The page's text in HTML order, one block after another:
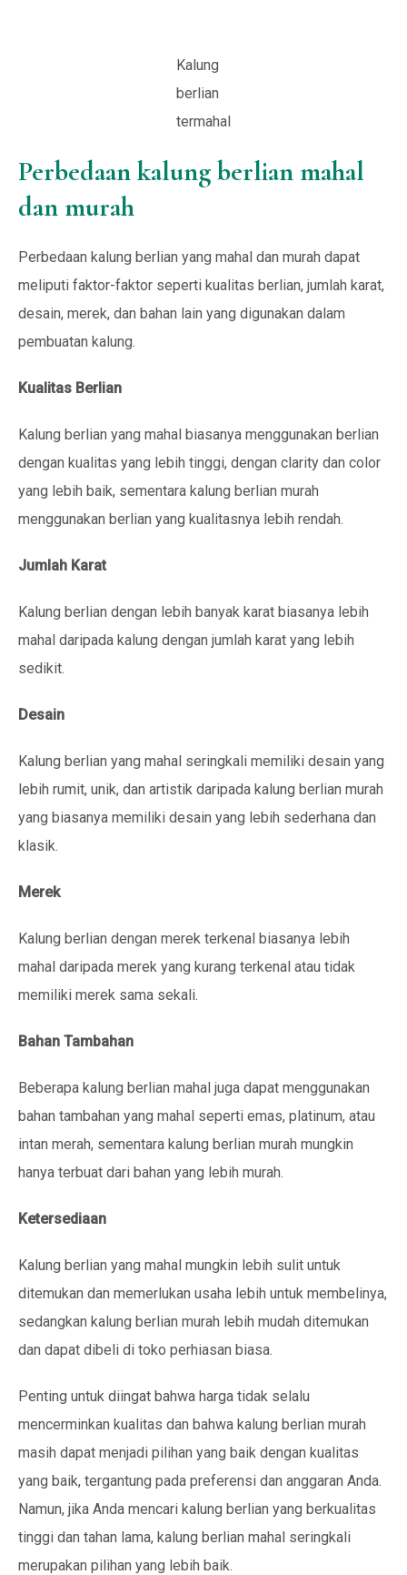
Kalung
berlian
termahal
Perbedaan kalung berlian mahal
dan murah
Perbedaan kalung berlian yang mahal dan murah dapat
meliputi faktor-faktor seperti kualitas berlian, jumlah karat,
desain, merek, dan bahan lain yang digunakan dalam
pembuatan kalung.
Kualitas Berlian
Kalung berlian yang mahal biasanya menggunakan berlian
dengan kualitas yang lebih tinggi, dengan clarity dan color
yang lebih baik, sementara kalung berlian murah
menggunakan berlian yang kualitasnya lebih rendah.
Jumlah Karat
Kalung berlian dengan lebih banyak karat biasanya lebih
mahal daripada kalung dengan jumlah karat yang lebih
sedikit.
Desain
Kalung berlian yang mahal seringkali memiliki desain yang
lebih rumit, unik, dan artistik daripada kalung berlian murah
yang biasanya memiliki desain yang lebih sederhana dan
klasik.
Merek
Kalung berlian dengan merek terkenal biasanya lebih
mahal daripada merek yang kurang terkenal atau tidak
memiliki merek sama sekali.
Bahan Tambahan
Beberapa kalung berlian mahal juga dapat menggunakan
bahan tambahan yang mahal seperti emas, platinum, atau
intan merah, sementara kalung berlian murah mungkin
hanya terbuat dari bahan yang lebih murah.
Ketersediaan
Kalung berlian yang mahal mungkin lebih sulit untuk
ditemukan dan memerlukan usaha lebih untuk membelinya,
sedangkan kalung berlian murah lebih mudah ditemukan
dan dapat dibeli di toko perhiasan biasa.
Penting untuk diingat bahwa harga tidak selalu
mencerminkan kualitas dan bahwa kalung berlian murah
masih dapat menjadi pilihan yang baik dengan kualitas
yang baik, tergantung pada preferensi dan anggaran Anda.
Namun, jika Anda mencari kalung berlian yang berkualitas
tinggi dan tahan lama, kalung berlian mahal seringkali
merupakan pilihan yang lebih baik.